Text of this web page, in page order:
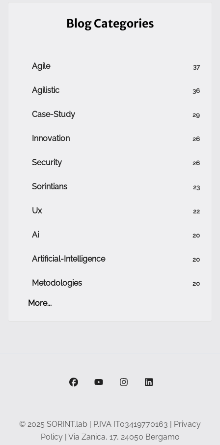
Blog Categories
Agile 37
Agilistic 36
Case-Study 29
Innovation 26
Security 26
Sorintians 23
Ux 22
Ai 20
Artificial-Intelligence 20
Metodologies 20
More...
facebookyoutubeinstagramlinkedin
© 2025 SORINT.lab | P.IVA IT03419770163 | Privacy
Policy| Via Zanica, 17, 24050 Bergamo